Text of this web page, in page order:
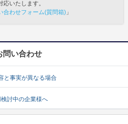
いたします。
わせフォーム(質問箱) 」
問い合わせ
と事実が異なる場合
討中の企業様へ